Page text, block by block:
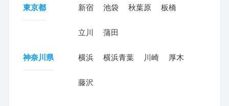
東京都 新宿 池袋 秋葉原 板橋
立川 蒲田
神奈川県 横浜 横浜青葉 川崎 厚木
藤沢